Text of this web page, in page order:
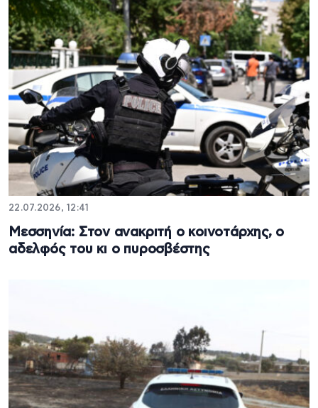
22.07.2026, 12:41
Μεσσηνία: Στον ανακριτή ο κοινοτάρχης, ο
αδελφός του κι ο πυροσβέστης